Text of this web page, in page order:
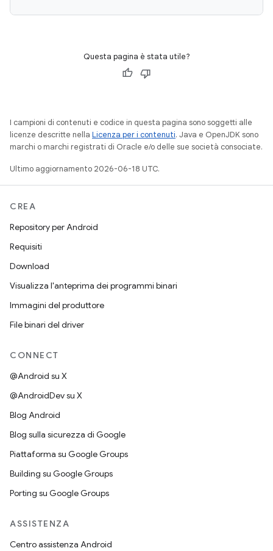
Questa pagina è stata utile?
I campioni di contenuti e codice in questa pagina sono soggetti alle
licenze descritte nella Licenza per i contenuti. Java e OpenJDK sono
marchi o marchi registrati di Oracle e/o delle sue società consociate.
Ultimo aggiornamento 2026-06-18 UTC.
CREA
Repository per Android
Requisiti
Download
Visualizza l'anteprima dei programmi binari
Immagini del produttore
File binari del driver
CONNECT
@Android su X
@AndroidDev su X
Blog Android
Blog sulla sicurezza di Google
Piattaforma su Google Groups
Building su Google Groups
Porting su Google Groups
ASSISTENZA
Centro assistenza Android